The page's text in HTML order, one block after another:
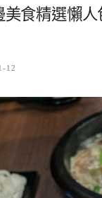
美食精選懶
12